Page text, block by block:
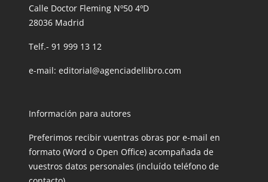
Calle Doctor Fleming Nº50 4ºD
28036 Madrid
Telf.- 91 999 13 12
e-mail: editorial@agenciadellibro.com
Información para autores
Preferimos recibir vuentras obras por e-mail en
formato (Word o Open Office) acompañada de
vuestros datos personales (incluído teléfono de